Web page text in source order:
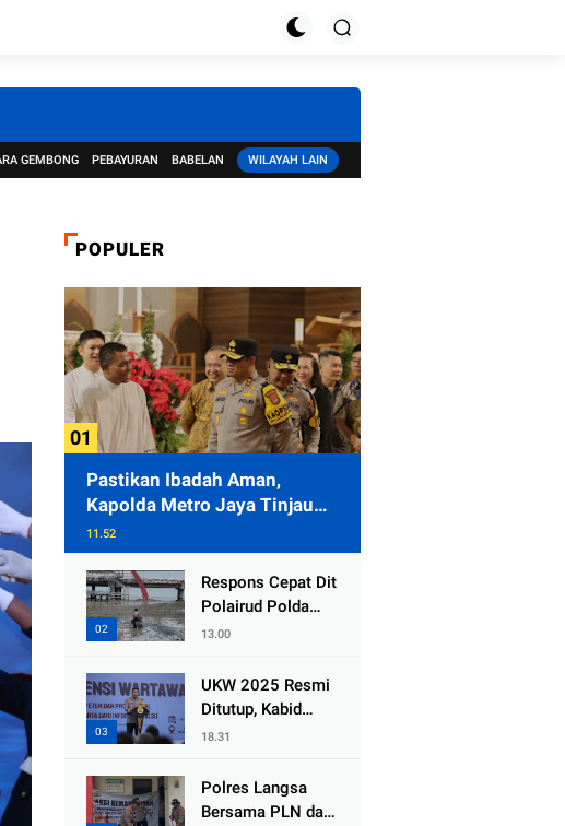
GEMBONG PEBAYURAN BABELAN WILAYAH LAIN
POPULER
Pastikan Ibadah Aman,
Kapolda Metro Jaya Tinjau
Pengamanan Gereja di Kelapa
Gading
11.52
Respons Cepat Dit
Polairud Polda
Jatim Selamatkan
Lumpur di Wisata
Kenjeran
13.00
UKW 2025 Resmi
Ditutup, Kabid
Humas PMJ: Pers
Strategis Polri
Tangkal Hoaks
18.31
Polres Langsa
Bersama PLN dan